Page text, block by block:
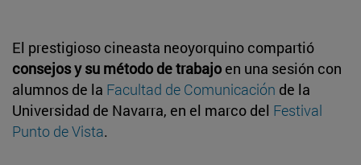
El prestigioso cineasta neoyorquino compartió
consejos y su método de trabajo en una sesión con
alumnos de la Facultad de Comunicación de la
Universidad de Navarra, en el marco del Festival
Punto de Vista.